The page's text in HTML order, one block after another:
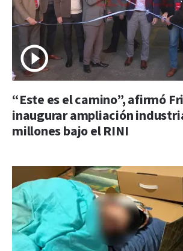
“Este es el camino”, afirmó
inaugurar ampliación
millones bajo el RINI